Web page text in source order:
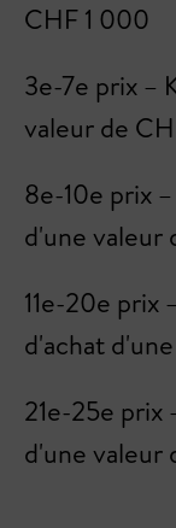
CHF 1 000
3e-7e prix –
valeur de
8e-10e prix
d'une valeur
11e-20e prix
d'achat
21e-25e prix
d'une valeur